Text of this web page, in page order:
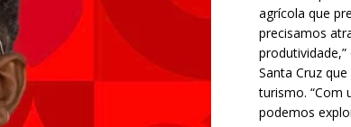
agrícola que
precisamos
Santa Cruz
turismo. “Com
podemos